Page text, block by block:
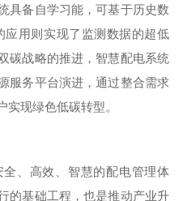
具备自学习能，可基于历史数
应用则实现了监测数据的超低
碳战略的推进，智慧配电系统
服务平台演进，通过整合需求
现绿色低碳转型。
、高效、智慧的配电管理体
的基础工程，也是推动产业升